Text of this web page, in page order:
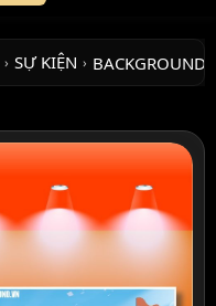
› SỰ KIỆN › BACKGROUND